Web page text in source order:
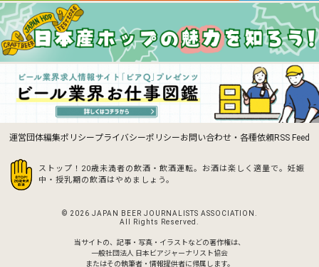
運営団体編集ポリシープライバシーポリシーお問い合わせ・各種依頼RSS Feed
ストップ！20歳未満者の飲酒・飲酒運転。お酒は楽しく適量で。 妊娠
中・授乳期の飲酒はやめましょう。
© 2026 JAPAN BEER JOURNALISTS ASSOCIATION.
All Rights Reserved.
当サイトの、記事・写真・イラストなどの著作権は、
一般社団法人 日本ビアジャーナリスト協会
またはその執筆者・情報提供者に帰属します。